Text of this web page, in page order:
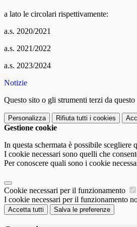
a lato le circolari rispettivamente:
a.s. 2020/2021
a.s. 2021/2022
a.s. 2023/2024
Notizie
Questo sito o gli strumenti terzi da
Personalizza Rifiuta tutti i cookies
Gestione cookie
In questa schermata è possibile scegliere
I cookie necessari sono quelli che
Per conoscere quali sono i cookie
Cookie necessari per il funzionamento
I cookie necessari per il funzionamento
Accetta tutti Salva le preferenze